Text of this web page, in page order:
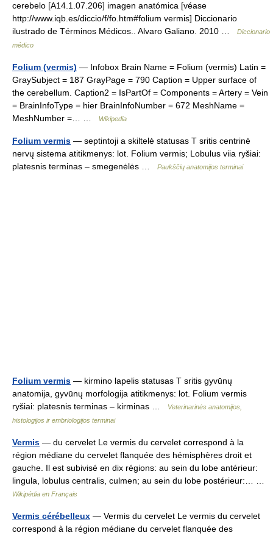
cerebelo [A14.1.07.206] imagen anatómica [véase
http://www.iqb.es/diccio/f/fo.htm#folium vermis] Diccionario
ilustrado de Términos Médicos.. Alvaro Galiano. 2010 …
Diccionario
médico
Folium (vermis) — Infobox Brain Name = Folium (vermis) Latin =
GraySubject = 187 GrayPage = 790 Caption = Upper surface of
the cerebellum. Caption2 = IsPartOf = Components = Artery = Vein
= BrainInfoType = hier BrainInfoNumber = 672 MeshName =
MeshNumber =… …
Wikipedia
Folium vermis — septintoji a skiltelė statusas T sritis centrinė
nervų sistema atitikmenys: lot. Folium vermis; Lobulus viia ryšiai:
platesnis terminas – smegenėlės …
Paukščių anatomijos terminai
Folium vermis — kirmino lapelis statusas T sritis gyvūnų
anatomija, gyvūnų morfologija atitikmenys: lot. Folium vermis
ryšiai: platesnis terminas – kirminas …
Veterinarinės anatomijos,
histologijos ir embriologijos terminai
Vermis — du cervelet Le vermis du cervelet correspond à la
région médiane du cervelet flanquée des hémisphères droit et
gauche. Il est subivisé en dix régions: au sein du lobe antérieur:
lingula, lobulus centralis, culmen; au sein du lobe postérieur:… …
Wikipédia en Français
Vermis cérébelleux — Vermis du cervelet Le vermis du cervelet
correspond à la région médiane du cervelet flanquée des